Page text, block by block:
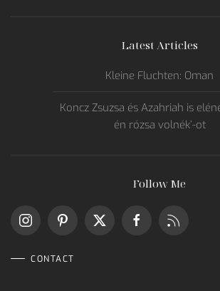
Latest Articles
Kleine Fluchten: Oman
Koncz Zsuzsa és Azahriah is
én rózsa volnék’-ot
Follow Me
CONTACT